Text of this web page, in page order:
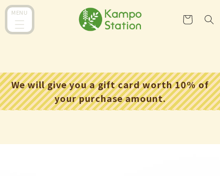
跳到内
容
MENU
物
We will give you a gift card worth 10% of
your purchase amount.